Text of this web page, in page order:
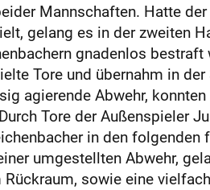
Mannschaften. Hatte
gelang es in der zweiten
gnadenlos
Tore und übernahm in
agierende Abwehr,
Tore der Außenspieler
in den
umgestellten Abwehr,
sowie eine